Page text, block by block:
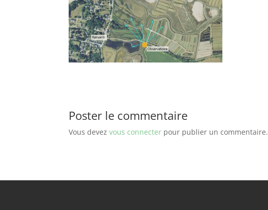
Poster le commentaire
Vous devezvous connecter pour publier un commentaire.